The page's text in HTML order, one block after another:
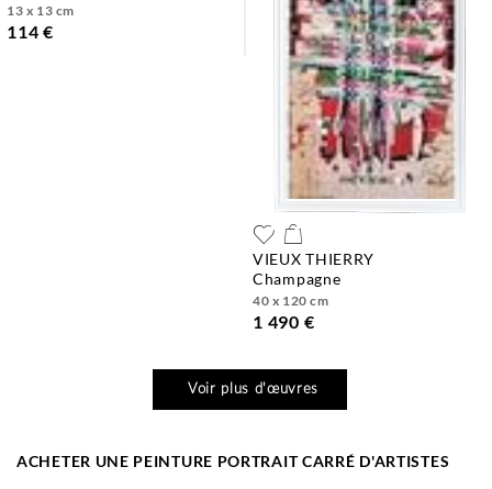
13 x 13 cm
114 €
VIEUX THIERRY
champagne
40 x 120 cm
1 490 €
Voir plus d'œuvres
ACHETER UNE PEINTURE PORTRAIT CARRÉ D'ARTISTES